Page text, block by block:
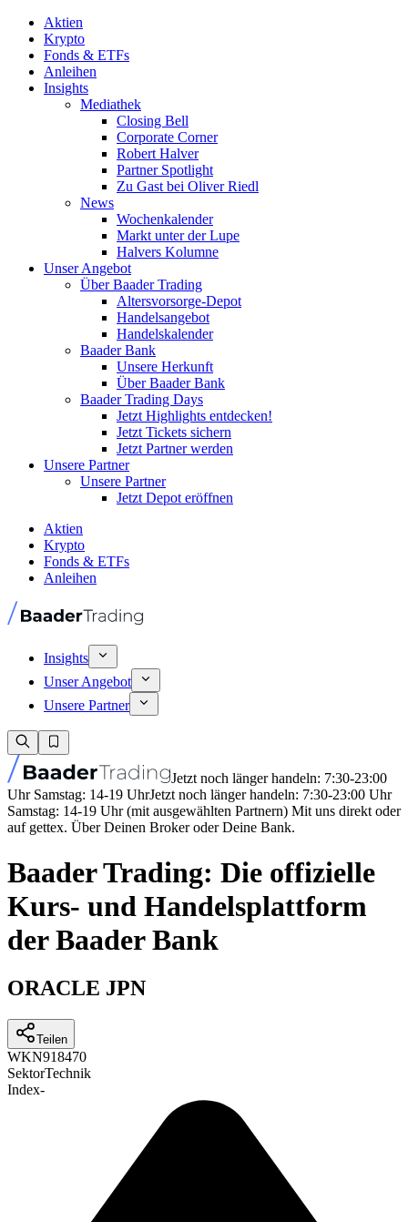
Aktien
Krypto
Fonds & ETFs
Anleihen
Insights
Mediathek
Closing Bell
Corporate Corner
Robert Halver
Partner Spotlight
Zu Gast bei Oliver Riedl
News
Wochenkalender
Markt unter der Lupe
Halvers Kolumne
Unser Angebot
Über Baader Trading
Altersvorsorge-Depot
Handelsangebot
Handelskalender
Baader Bank
Unsere Herkunft
Über Baader Bank
Baader Trading Days
Jetzt Highlights entdecken!
Jetzt Tickets sichern
Jetzt Partner werden
Unsere Partner
Unsere Partner
Jetzt Depot eröffnen
Aktien
Krypto
Fonds & ETFs
Anleihen
Insights
Unser Angebot
Unsere Partner
Jetzt noch länger handeln: 7:30-23:00
Uhr Samstag: 14-19 UhrJetzt noch länger handeln: 7:30-23:00 Uhr
Samstag: 14-19 Uhr (mit ausgewählten Partnern) Mit uns direkt oder
auf gettex. Über Deinen Broker oder Deine Bank.
Baader Trading: Die offizielle
Kurs- und Handelsplattform
der Baader Bank
ORACLE JPN
Teilen
WKN918470
SektorTechnik
Index-